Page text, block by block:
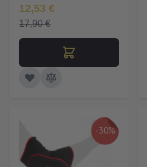
Īpaša Cena
12,53 €
17,90 €
-30%